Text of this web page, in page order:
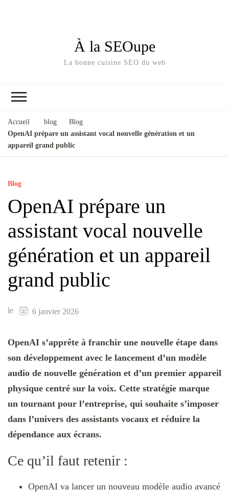
À la SEOupe
La bonne cuisine SEO du web
Accueil blog
Blog
OpenAI prépare un assistant vocal nouvelle génération et un
appareil grand public
Blog
OpenAI prépare un
assistant vocal nouvelle
génération et un appareil
grand public
le 6 janvier 2026
OpenAI s’apprête à franchir une nouvelle étape dans
son développement avec le lancement d’un modèle
audio de nouvelle génération et d’un premier appareil
physique centré sur la voix. Cette stratégie marque
un tournant pour l’entreprise, qui souhaite s’imposer
dans l’univers des assistants vocaux et réduire la
dépendance aux écrans.
Ce qu’il faut retenir :
OpenAI va lancer un nouveau modèle audio avancé